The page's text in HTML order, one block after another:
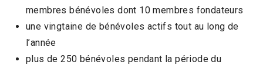
membres bénévoles dont 10 membres fondateurs
une vingtaine de bénévoles actifs tout au long de
l’année
plus de 250 bénévoles pendant la période du